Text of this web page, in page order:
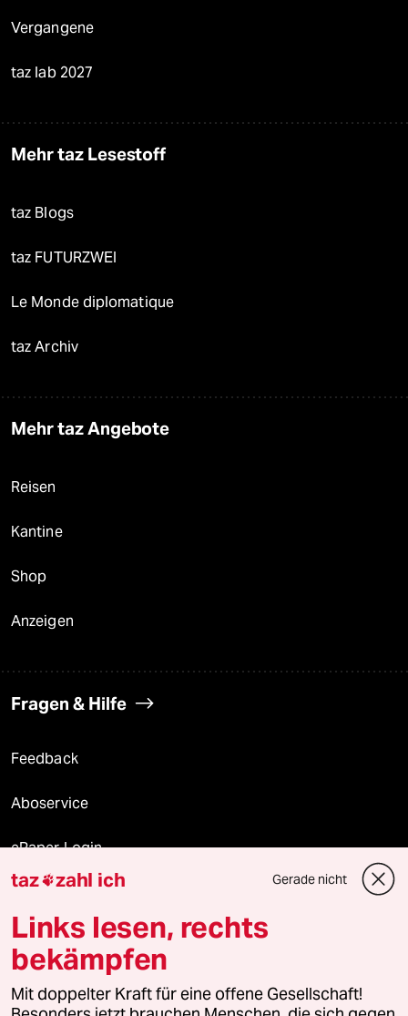
Vergangene
taz lab 2027
Mehr taz Lesestoff
taz Blogs
taz FUTURZWEI
Le Monde diplomatique
taz Archiv
Mehr taz Angebote
Reisen
Kantine
Shop
Anzeigen
Fragen & Hilfe
Feedback
Aboservice
ePaper Login
Downloads für Abonnierende
© 2026 taz Verlags und Vertriebs GmbH
Alle Rechte vorbehalten. Bei rechtlichen Fragen oder für Genehmigungen
wenden Sie sich bitte an
lizenzen@taz.de
taz zahl ich Gerade nicht
Links lesen, rechts
bekämpfen
Mit doppelter Kraft für eine offene Gesellschaft!